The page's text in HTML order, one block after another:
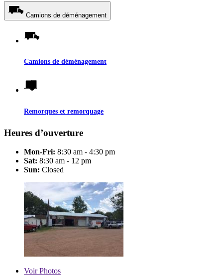
Camions de déménagement
Camions de déménagement
Remorques et remorquage
Heures d’ouverture
Mon-Fri: 8:30 am - 4:30 pm
Sat: 8:30 am - 12 pm
Sun: Closed
VoirPhotos